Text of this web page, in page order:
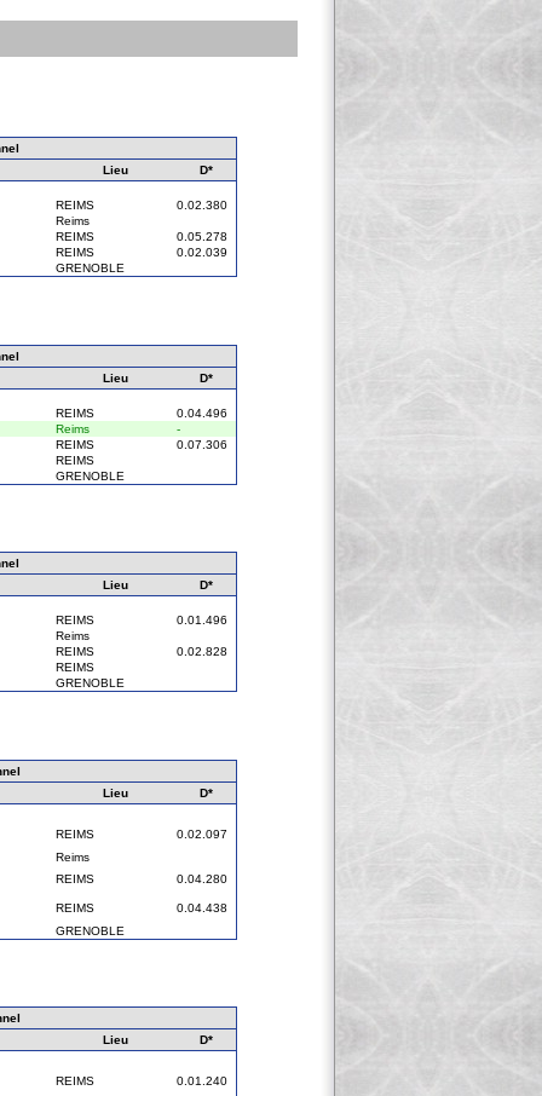
Lieu
D*
REIMS
0.02.380
Reims
REIMS
0.05.278
REIMS
0.02.039
GRENOBLE
Lieu
D*
REIMS
0.04.496
Reims
-
REIMS
0.07.306
REIMS
GRENOBLE
Lieu
D*
REIMS
0.01.496
Reims
REIMS
0.02.828
REIMS
GRENOBLE
Lieu
D*
REIMS
0.02.097
Reims
REIMS
0.04.280
REIMS
0.04.438
GRENOBLE
Lieu
D*
REIMS
0.01.240